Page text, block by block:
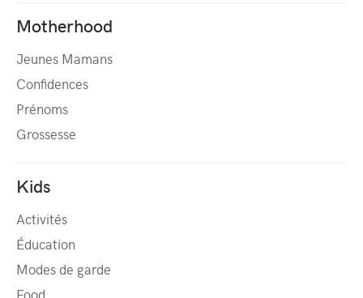
Motherhood
Jeunes Mamans
Confidences
Prénoms
Grossesse
Kids
Activités
Éducation
Modes de garde
Food